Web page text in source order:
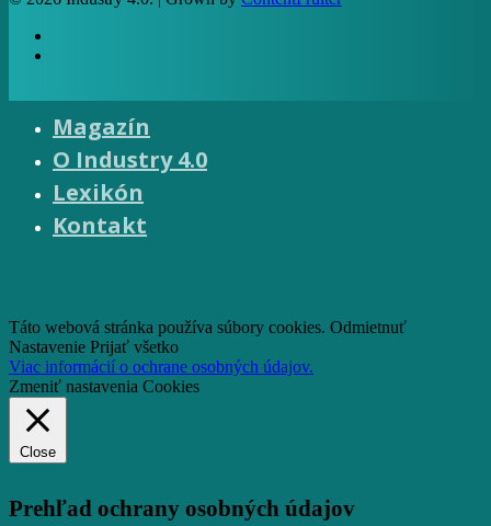
Magazín
O Industry 4.0
Čo je Industry 4.0
Princípy
Lexikón
Kontakt
Táto webová stránka používa súbory cookies. Odmietnuť
Nastavenie Prijať všetko
Viac informácií o ochrane osobných údajov.
Zmeniť nastavenia Cookies
Close
Prehľad ochrany osobných údajov